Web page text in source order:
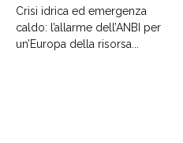
Crisi idrica ed emergenza
caldo: l’allarme dell’ANBI per
un’Europa della risorsa...